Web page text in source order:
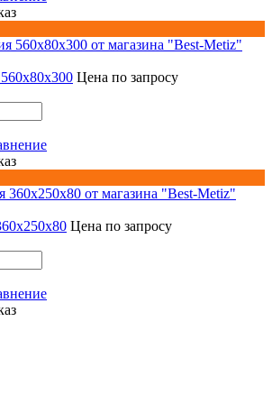
Цена по запросу
Цена по запросу